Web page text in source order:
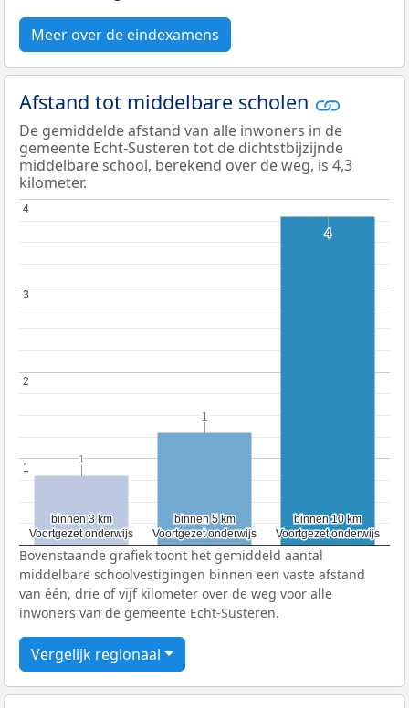
Meer over de eindexamens
Afstand tot middelbare scholen
De gemiddelde afstand van alle inwoners in de
gemeente Echt-Susteren tot de dichtstbijzijnde
middelbare school, berekend over de weg, is 4,3
kilometer.
Voortgezet onderwijs
Voortgezet onderwijs
binnen 3 km
binnen 3 km
Voortgezet onderwijs
Voortgezet onderwijs
binnen 5 km
binnen 5 km
Voortgezet onderwijs
Voortgezet onderwijs
binnen 10 km
binnen 10 km
11
2
2
3
3
4
4
1
1
1
1
4
4
Bovenstaande grafiek toont het gemiddeld aantal
middelbare schoolvestigingen binnen een vaste afstand
van één, drie of vijf kilometer over de weg voor alle
inwoners van de gemeente Echt-Susteren.
Vergelijk regionaal